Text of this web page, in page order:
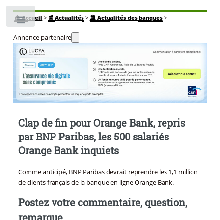
🏠Accueil > 📰 Actualités> 🏛️ Actualités des banques>
Annonce partenaire
Clap de fin pour Orange Bank, repris
par BNP Paribas, les 500 salariés
Orange Bank inquiets
Comme anticipé, BNP Paribas devrait reprendre les 1,1 million
de clients français de la banque en ligne Orange Bank.
Postez votre commentaire, question,
remarque...
Toggle